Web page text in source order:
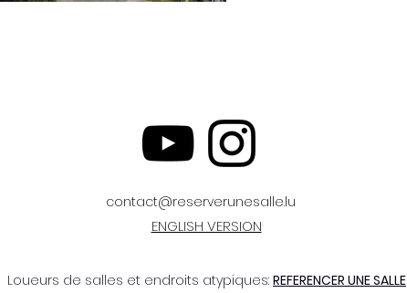
contact@reserverunesalle.lu
ENGLISH VERSION
Loueurs de salles et endroits atypiques: REFERENCER UNE SALLE